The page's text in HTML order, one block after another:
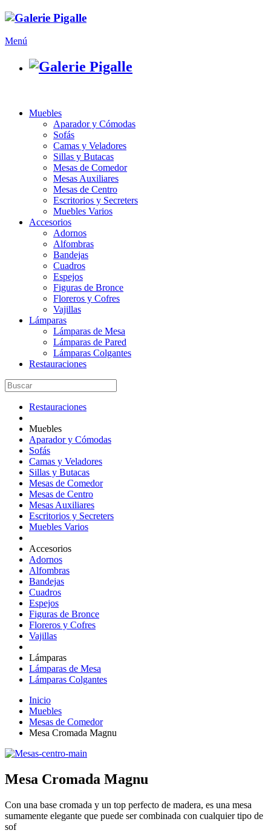
Menú
Muebles
Aparador y Cómodas
Sofás
Camas y Veladores
Sillas y Butacas
Mesas de Comedor
Mesas Auxiliares
Mesas de Centro
Escritorios y Secreters
Muebles Varios
Accesorios
Adornos
Alfombras
Bandejas
Cuadros
Espejos
Figuras de Bronce
Floreros y Cofres
Vajillas
Lámparas
Lámparas de Mesa
Lámparas de Pared
Lámparas Colgantes
Restauraciones
Restauraciones
Muebles
Aparador y Cómodas
Sofás
Camas y Veladores
Sillas y Butacas
Mesas de Comedor
Mesas de Centro
Mesas Auxiliares
Escritorios y Secreters
Muebles Varios
Accesorios
Adornos
Alfombras
Bandejas
Cuadros
Espejos
Figuras de Bronce
Floreros y Cofres
Vajillas
Lámparas
Lámparas de Mesa
Lámparas Colgantes
Inicio
Muebles
Mesas de Comedor
Mesa Cromada Magnu
Mesa Cromada Magnu
Con una base cromada y un top perfecto de madera, es una mesa
sumamente elegante que puede ser combinada con cualquier tipo de
sof